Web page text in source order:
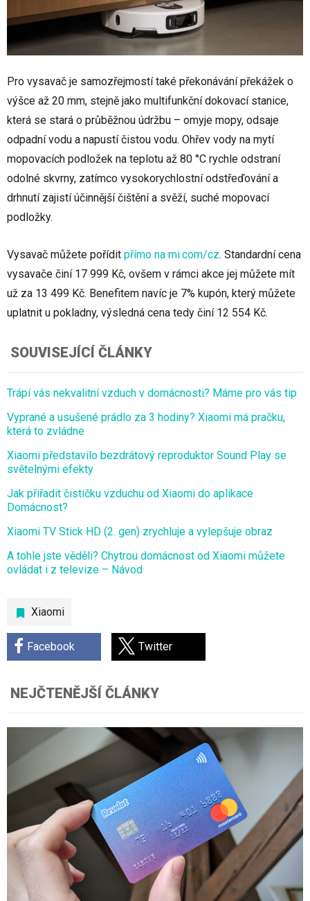
Pro vysavač je samozřejmostí také překonávání překážek o
výšce až 20 mm, stejně jako multifunkční dokovací stanice,
která se stará o průběžnou údržbu – omyje mopy, odsaje
odpadní vodu a napustí čistou vodu. Ohřev vody na mytí
mopovacích podložek na teplotu až 80 °C rychle odstraní
odolné skvrny, zatímco vysokorychlostní odstřeďování a
drhnutí zajistí účinnější čištění a svěží, suché mopovací
podložky.
Vysavač můžete pořídit přímo na mi.com/cz. Standardní cena
vysavače činí 17 999 Kč, ovšem v rámci akce jej můžete mít
už za 13 499 Kč. Benefitem navíc je 7% kupón, který můžete
uplatnit u pokladny, výsledná cena tedy činí 12 554 Kč.
Xiaomi
Facebook Twitter
SOUVISEJÍCÍ ČLÁNKY
Trápí vás nekvalitní vzduch v domácnosti? Máme pro vás tip
Vyprané a usušené prádlo za 3 hodiny? Xiaomi má pračku,
která to zvládne
Xiaomi představilo bezdrátový reproduktor Sound Play se
světelnými efekty
Jak přiřadit čističku vzduchu od Xiaomi do aplikace
Domácnost?
Xiaomi TV Stick HD (2. gen) zrychluje a vylepšuje obraz
A tohle jste věděli? Chytrou domácnost od Xiaomi můžete
ovládat i z televize – Návod
NEJČTENĚJŠÍ ČLÁNKY